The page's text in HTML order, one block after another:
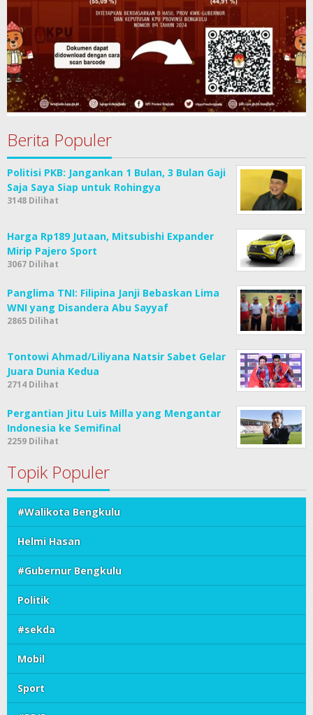
Berita Populer
Politisi PKB: Jangankan 1 Bulan, 3 Bulan Gaji
Saja Saya Siap untuk Rohingya
3148 Dilihat
Harga Rp189 Jutaan, Mitsubishi Expander
Mirip Pajero Sport
3067 Dilihat
Panglima TNI: Filipina Janji Bebaskan Lima
WNI yang Disandera Abu Sayyaf
2865 Dilihat
Tontowi Ahmad/Liliyana Natsir Sabet Gelar
Juara Dunia Kedua
2714 Dilihat
Pergantian Jitu Luis Milla yang Mengantar
Indonesia ke Semifinal
2259 Dilihat
Topik Populer
#Walikota Bengkulu
Helmi Hasan
#Gubernur Bengkulu
Politik
#sekda
Mobil
Sport